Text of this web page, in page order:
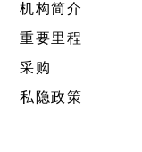
机构简介
重要里程
采购
私隐政策